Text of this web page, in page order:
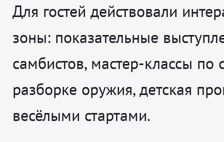
Для гостей действовали
зоны: показательные
самбистов, мастер-классы по
разборке оружия, детская
весёлыми стартами.